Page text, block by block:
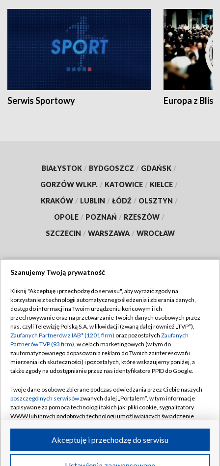
Serwis Sportowy Europa z
BIAŁYSTOK / BYDGOSZCZ / GDAŃSK /
GORZÓW WLKP. / KATOWICE / KIELCE /
KRAKÓW / LUBLIN / ŁÓDŹ / OLSZTYN /
OPOLE / POZNAŃ / RZESZÓW /
SZCZECIN / WARSZAWA / WROCŁAW
TVP
Abonament TVP
Emisja w TVP
Centrum informacji TVP
Naziemna Telewizja Cyfrowa
Rada Programowa
System NOS
Informacje o nadawcy
Program dla prasy
Regulamin TVP
Polityka prywatności
Moje zgody
Pomoc
Kontakt
Kanały
©2026 Telewizja Polska S.A. w likwidacji
Szanujemy Twoją prywatność
Kliknij "Akceptuję i przechodzę do serwisu", aby wyrazić zgody na
korzystanie z technologii automatycznego śledzenia i zbierania danych,
dostęp do informacji na Twoim urządzeniu końcowym i ich
przechowywanie oraz na przetwarzanie Twoich danych osobowych przez
nas, czyli Telewizję Polską S.A. w likwidacji (zwaną dalej również „TVP”),
Zaufanych Partnerów z IAB* (1201 firm) oraz pozostałych Zaufanych
Partnerów TVP (93 firm), w celach marketingowych (w tym do
zautomatyzowanego dopasowania reklam do Twoich zainteresowań i
mierzenia ich skuteczności) i pozostałych, które wskazujemy poniżej, a
także zgody na udostępnianie przez nas identyfikatora PPID do Google.
Twoje dane osobowe zbierane podczas odwiedzania przez Ciebie naszych
poszczególnych serwisówzwanych dalej „Portalem”, w tym informacje
zapisywane za pomocą technologii takich jak: pliki cookie, sygnalizatory
WWW lub innych podobnych technologii umożliwiających świadczenie
ruchu w Internecie.
Twoje dane osobowe zbierane podczas odwiedzania przez Ciebie
Akceptuję i przechodzę do serwisu